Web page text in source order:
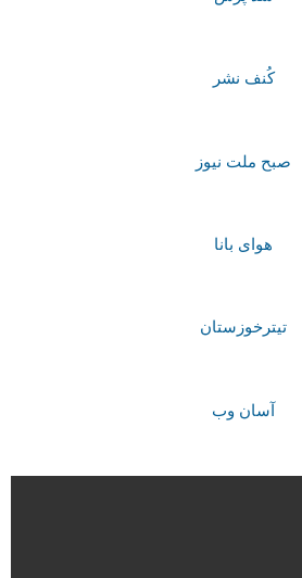
کُنف نشر
صبح ملت نیوز
هوای بانا
تیترخوزستان
آسان وب